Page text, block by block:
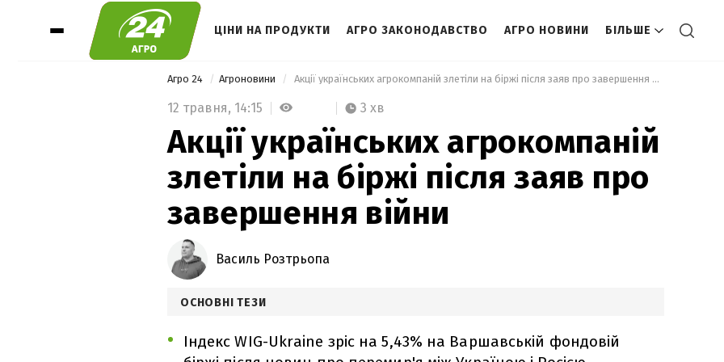
ЦІНИ НА ПРОДУКТИ АГРО ЗАКОНОДАВСТВО АГРО НОВИНИ БІЛЬШЕ
Агро 24 Агроновини Акції українських агрокомпаній злетіли на біржі після заяв про завершення війни
12 травня, 14:15 3 хв
Акції українських агрокомпаній
злетіли на біржі після заяв про
завершення війни
Василь Розтрьопа
ОСНОВНІ ТЕЗИ
Індекс WIG-Ukraine зріс на 5,43% на Варшавській фондовій